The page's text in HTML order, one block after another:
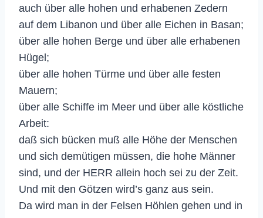
auch über alle hohen und erhabenen Zedern
auf dem Libanon und über alle Eichen in Basan;
über alle hohen Berge und über alle erhabenen
Hügel;
über alle hohen Türme und über alle festen
Mauern;
über alle Schiffe im Meer und über alle köstliche
Arbeit:
daß sich bücken muß alle Höhe der Menschen
und sich demütigen müssen, die hohe Männer
sind, und der HERR allein hoch sei zu der Zeit.
Und mit den Götzen wird’s ganz aus sein.
Da wird man in der Felsen Höhlen gehen und in